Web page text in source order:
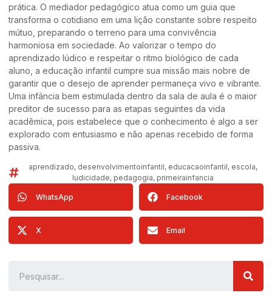
prática. O mediador pedagógico atua como um guia que
transforma o cotidiano em uma lição constante sobre respeito
mútuo, preparando o terreno para uma convivência
harmoniosa em sociedade. Ao valorizar o tempo do
aprendizado lúdico e respeitar o ritmo biológico de cada
aluno, a educação infantil cumpre sua missão mais nobre de
garantir que o desejo de aprender permaneça vivo e vibrante.
Uma infância bem estimulada dentro da sala de aula é o maior
preditor de sucesso para as etapas seguintes da vida
acadêmica, pois estabelece que o conhecimento é algo a ser
explorado com entusiasmo e não apenas recebido de forma
passiva.
aprendizado, desenvolvimentoinfantil, educacaoinfantil, escola,
ludicidade, pedagogia, primeirainfancia
WhatsApp Facebook
X Email